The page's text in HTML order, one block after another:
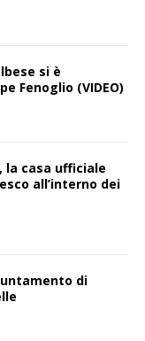
si è
Fenoglio (VIDEO)
la casa ufficiale
all’interno dei
di